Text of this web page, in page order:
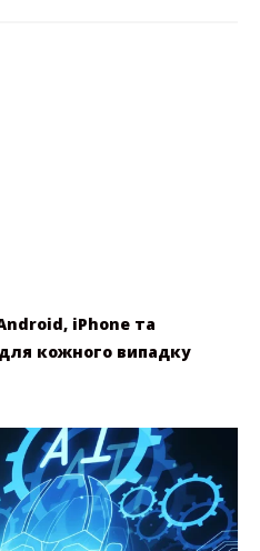
iPhone та
для кожного випадку